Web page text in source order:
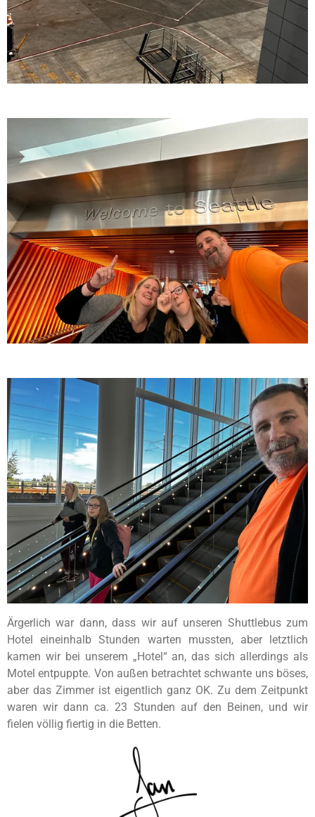
Ärgerlich war dann, dass wir auf unseren Shuttlebus zum
Hotel eineinhalb Stunden warten mussten, aber letztlich
kamen wir bei unserem „Hotel“ an, das sich allerdings als
Motel entpuppte. Von außen betrachtet schwante uns böses,
aber das Zimmer ist eigentlich ganz OK. Zu dem Zeitpunkt
waren wir dann ca. 23 Stunden auf den Beinen, und wir
fielen völlig fiertig in die Betten.